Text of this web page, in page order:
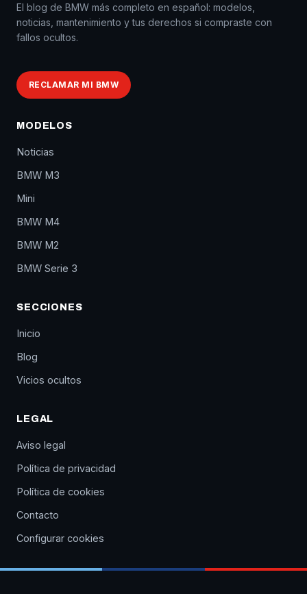
El blog de BMW más completo en español: modelos,
noticias, mantenimiento y tus derechos si compraste con
fallos ocultos.
RECLAMAR MI BMW
MODELOS
Noticias
BMW M3
Mini
BMW M4
BMW M2
BMW Serie 3
SECCIONES
Inicio
Blog
Vicios ocultos
LEGAL
Aviso legal
Política de privacidad
Política de cookies
Contacto
Configurar cookies